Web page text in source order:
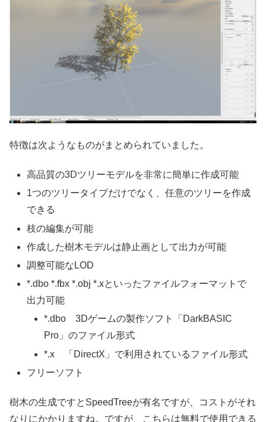
特徴は次ようなものがまとめられていました。
高品質の3Dツリーモデルを非常に簡単に作成可能
1つのツリータイプだけでなく、任意のツリーを作成
できる
枝の編集が可能
作成した樹木モデルは静止画として出力が可能
調整可能なLOD
*.dbo *.fbx *.obj *.xといったファイルフォーマットで
出力可能
*.dbo 3Dゲームの製作ソフト「DarkBASIC
Pro」のファイル形式
*.x 「DirectX」で利用されているファイル形式
フリーソフト
樹木の生成ですとSpeedTreeが有名ですが、コストがそれ
なりにかかりますね。ですが、こちらは無料で使用できる